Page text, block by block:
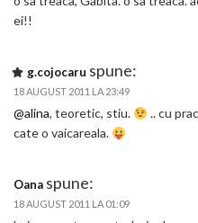
ei!!
g.cojocaru spune:
18 AUGUST 2011 LA 23:49
@alina, teoretic, stiu.
.. cu
cate o vaicareala.
Oana spune:
18 AUGUST 2011 LA 01:09